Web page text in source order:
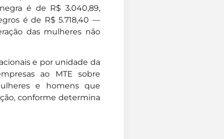
é de R$ 3.040,89,
é de R$ 5.718,40 —
das mulheres não
e por unidade da
ao MTE sobre
e homens que
conforme determina